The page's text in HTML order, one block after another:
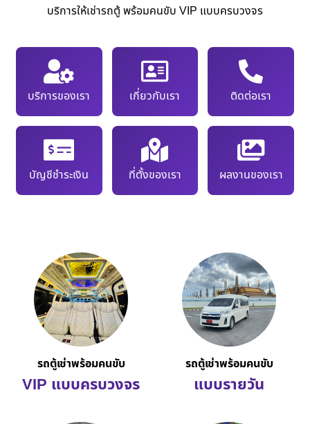
บริการให้เช่ารถตู้ พร้อมคนขับ VIP แบบครบวงจร
บริการของเรา เกี่ยวกับเรา ติดต่อเรา
บัญชีชำระเงิน ที่ตั้งของเรา ผลงานของเรา
รถตู้เช่าพร้อมคนขับ
VIP แบบครบวงจร
รถตู้เช่าพร้อมคนขับ
แบบรายวัน